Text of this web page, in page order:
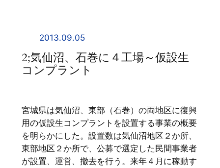
2013.09.05
2;気仙沼、石巻に４工場～仮設生
コンプラント
宮城県は気仙沼、東部（石巻）の両地区に復興
用の仮設生コンプラントを設置する事業の概要
を明らかにした。設置数は気仙沼地区２か所、
東部地区２か所で、公募で選定した民間事業者
が設置、運営、撤去を行う。来年４月に稼動す